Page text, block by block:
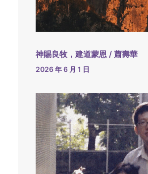
神賜良牧，建道蒙恩 / 蕭壽華
2026 年 6 月 1 日